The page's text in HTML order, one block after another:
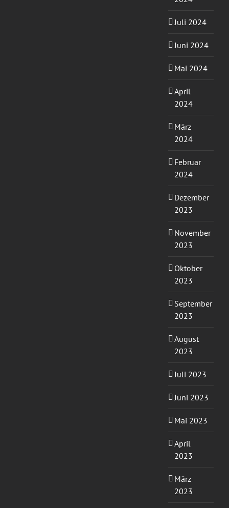
Juli 2024
Juni 2024
Mai 2024
April
2024
März
2024
Februar
2024
Dezember
2023
November
2023
Oktober
2023
September
2023
August
2023
Juli 2023
Juni 2023
Mai 2023
April
2023
März
2023